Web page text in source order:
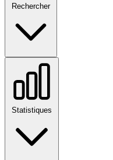
Rechercher
Statistiques